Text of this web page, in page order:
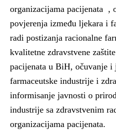
organizacijama pacijenata ,
povjerenja između ljekara i
radi postizanja racionalne
kvalitetne zdravstvene
pacijenata u BiH, očuvanje i
farmaceutske industrije i
informisanje javnosti o
industrije sa zdravstvenim
organizacijama pacijenata.